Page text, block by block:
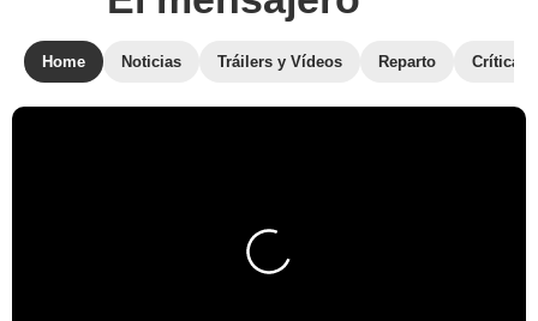
Home Noticias Tráilers y Vídeos Reparto Críticas